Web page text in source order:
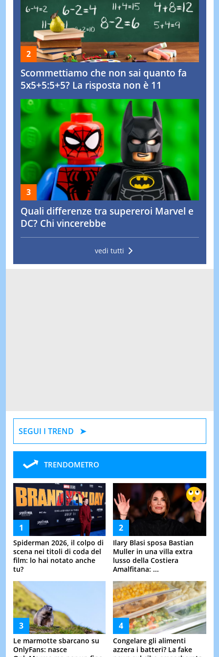
Scommettiamo che non sai quanto fa
5x5+5:5+5? La risposta non è 11
Quali differenze tra supereroi Marvel e
DC? Chi vincerebbe
vedi tutti
SEGUI I TREND
TRENDOMETRO
Spiderman 2026, il colpo di
scena nei titoli di coda del
film: lo hai notato anche
tu?
Ilary Blasi sposa Bastian
Muller in una villa extra
lusso della Costiera
Amalfitana: ...
Le marmotte sbarcano su
OnlyFans: nasce
Congelare gli alimenti
azzera i batteri? La fake